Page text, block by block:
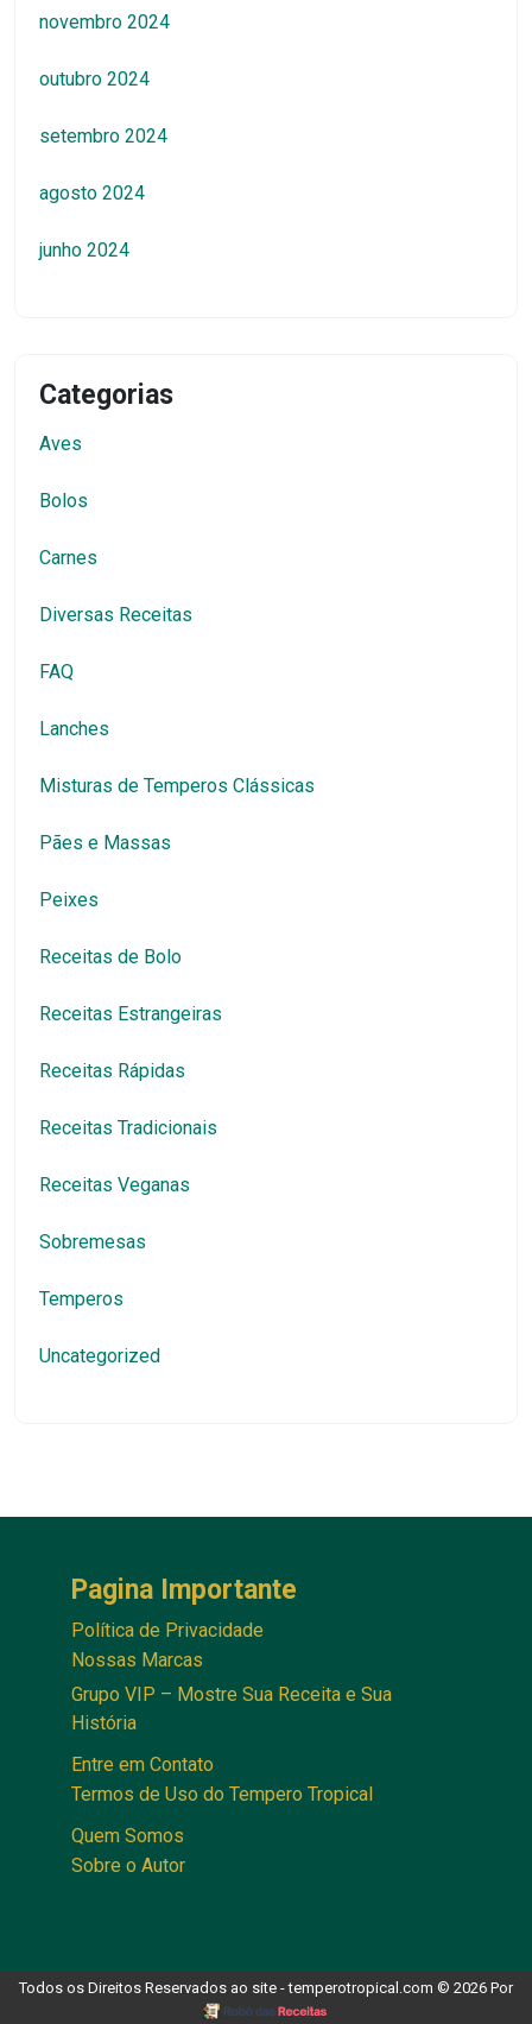
novembro 2024
outubro 2024
setembro 2024
agosto 2024
junho 2024
Categorias
Aves
Bolos
Carnes
Diversas Receitas
FAQ
Lanches
Misturas de Temperos Clássicas
Pães e Massas
Peixes
Receitas de Bolo
Receitas Estrangeiras
Receitas Rápidas
Receitas Tradicionais
Receitas Veganas
Sobremesas
Temperos
Uncategorized
Pagina Importante
Política de Privacidade
Nossas Marcas
Grupo VIP – Mostre Sua Receita e Sua
História
Entre em Contato
Termos de Uso do Tempero Tropical
Quem Somos
Sobre o Autor
Todos os Direitos Reservados ao site - temperotropical.com © 2026 Por